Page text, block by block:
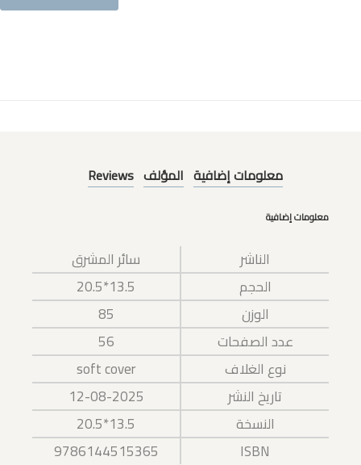
معلومات إضافية المؤلف Reviews
معلومات إضافية
الناشر
سائر المشرق
الحجم
13.5*20.5
الوزن
85
عدد الصفحات
56
نوع الغلاف
soft cover
تاريخ النشر
12-08-2025
النسخة
13.5*20.5
ISBN
9786144515365